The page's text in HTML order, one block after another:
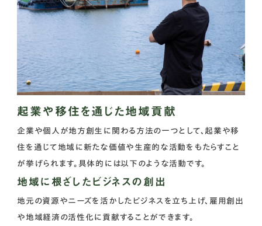
起業や移住を通じた地域貢献
企業や個人が地方創生に関わる方法の一つとして、起業や移
住を通じて地域に新たな価値や生産的な活動をもたらすこと
が挙げられます。具体的には以下のような活動です。
地域に根ざしたビジネスの創出
地元の資源やニーズを活かしたビジネスを立ち上げ、雇用創出
や地域経済の活性化に貢献することができます。